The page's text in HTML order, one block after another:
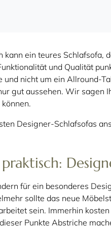
kann ein teures Schlafsofa,
und Qualität
nicht um ein Allround-
gut aussehen. Wir sagen
Designer-Schlafsofas
für ein besonderes
sollte das neue
sein. Immerhin
Punkte Abstriche